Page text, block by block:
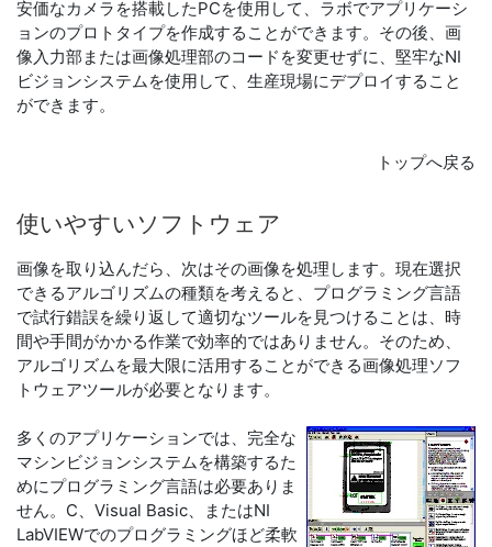
安価なカメラを搭載したPCを使用して、ラボでアプリケーシ
ョンのプロトタイプを作成することができます。その後、画
像入力部または画像処理部のコードを変更せずに、堅牢なNI
ビジョンシステムを使用して、生産現場にデプロイすること
ができます。
トップへ戻る
使いやすい ソフトウェア
画像を取り込んだら、次はその画像を処理します。現在選択
できるアルゴリズムの種類を考えると、プログラミング言語
で試行錯誤を繰り返して適切なツールを見つけることは、時
間や手間がかかる作業で効率的ではありません。そのため、
アルゴリズムを最大限に活用することができる画像処理ソフ
トウェアツールが必要となります。
多くのアプリケーションでは、完全な
マシンビジョンシステムを構築するた
めにプログラミング言語は必要ありま
せん。C、Visual Basic、またはNI
LabVIEWでのプログラミングほど柔軟